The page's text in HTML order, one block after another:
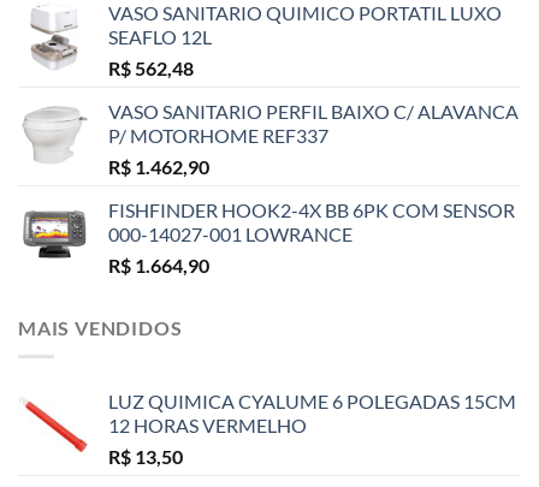
VASO SANITARIO QUIMICO PORTATIL LUXO
SEAFLO 12L
R$ 562,48
VASO SANITARIO PERFIL BAIXO C/ ALAVANCA
P/ MOTORHOME REF337
R$ 1.462,90
FISHFINDER HOOK2-4X BB 6PK COM SENSOR
000-14027-001 LOWRANCE
R$ 1.664,90
MAIS VENDIDOS
LUZ QUIMICA CYALUME 6 POLEGADAS 15CM
12 HORAS VERMELHO
R$ 13,50